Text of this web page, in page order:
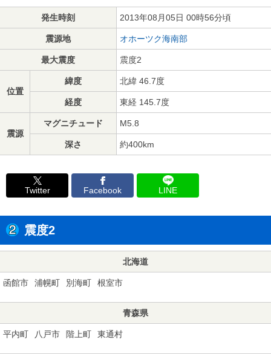
発生時刻 2013年08月05日 00時56分頃
震源地 オホーツク海南部
最大震度 震度2
位置
緯度 北緯 46.7度
経度 東経 145.7度
震源
マグニチュード M5.8
深さ 約400km
Twitter Facebook LINE
震度2
北海道
函館市 浦幌町 別海町 根室市
青森県
平内町 八戸市 階上町 東通村